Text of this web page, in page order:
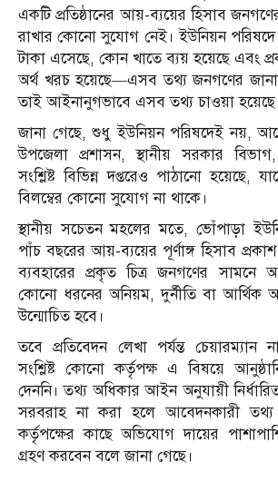
একটি প্রতিষ্ঠানের আয়-ব্যয়ের হিসাব
রাখার কোনো সুযোগ নেই। ইউনিয়ন
টাকা এসেছে, কোন খাতে ব্যয় হয়েছে এবং
অর্থ খরচ হয়েছে—এসব তথ্য জনগণের
তাই আইনানুগভাবে এসব তথ্য চাওয়া
জানা গেছে, শুধু ইউনিয়ন পরিষদেই নয়,
উপজেলা প্রশাসন, স্থানীয় সরকার
সংশ্লিষ্ট বিভিন্ন দপ্তরেও পাঠানো হয়েছে,
বিলম্বের কোনো সুযোগ না থাকে।
স্থানীয় সচেতন মহলের মতে, ভোঁপাড়া
পাঁচ বছরের আয়-ব্যয়ের পূর্ণাঙ্গ হিসাব
ব্যবহারের প্রকৃত চিত্র জনগণের সামনে
কোনো ধরনের অনিয়ম, দুর্নীতি বা আর্থিক
উন্মোচিত হবে।
তবে প্রতিবেদন লেখা পর্যন্ত চেয়ারম্যান
সংশ্লিষ্ট কোনো কর্তৃপক্ষ এ বিষয়ে
দেননি। তথ্য অধিকার আইন অনুযায়ী
সরবরাহ না করা হলে আবেদনকারী তথ্য
কর্তৃপক্ষের কাছে অভিযোগ দায়ের
গ্রহণ করবেন বলে জানা গেছে।